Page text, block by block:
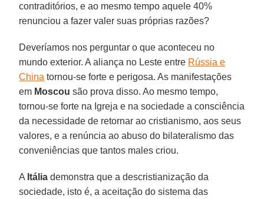
contraditórios, e ao mesmo tempo aquele 40%
renunciou a fazer valer suas próprias razões?
Deveríamos nos perguntar o que aconteceu no
mundo exterior. A aliança no Leste entre Rússia e
China tornou-se forte e perigosa. As manifestações
em Moscou são prova disso. Ao mesmo tempo,
tornou-se forte na Igreja e na sociedade a consciência
da necessidade de retornar ao cristianismo, aos seus
valores, e a renúncia ao abuso do bilateralismo das
conveniências que tantos males criou.
A Itália demonstra que a descristianização da
sociedade, isto é, a aceitação do sistema das